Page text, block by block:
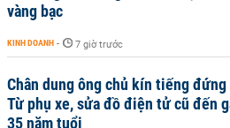
vàng bạc
KINH DOANH - 7 giờ trước
Chân dung ông chủ kín tiếng
Từ phụ xe, sửa đồ điện tử cũ đến
35 năm tuổi